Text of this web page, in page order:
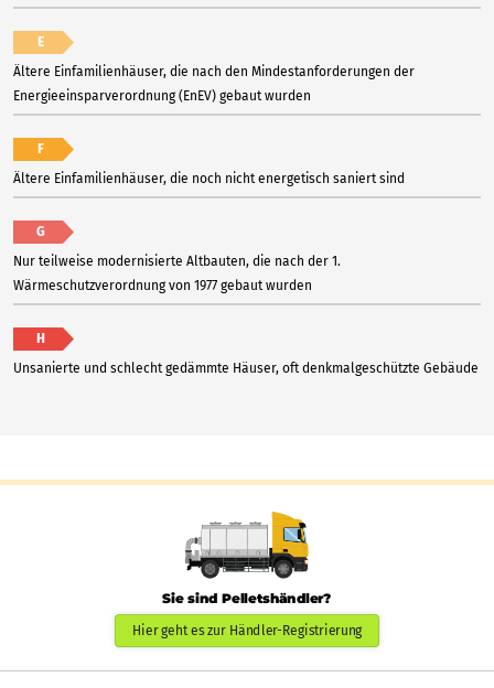
E
Ältere Einfamilienhäuser, die nach den Mindestanforderungen der
Energieeinsparverordnung (EnEV) gebaut wurden
F
Ältere Einfamilienhäuser, die noch nicht energetisch saniert sind
G
Nur teilweise modernisierte Altbauten, die nach der 1.
Wärmeschutzverordnung von 1977 gebaut wurden
H
Unsanierte und schlecht gedämmte Häuser, oft denkmalgeschützte Gebäude
Sie sind Pelletshändler?
Hier geht es zur Händler-Registrierung